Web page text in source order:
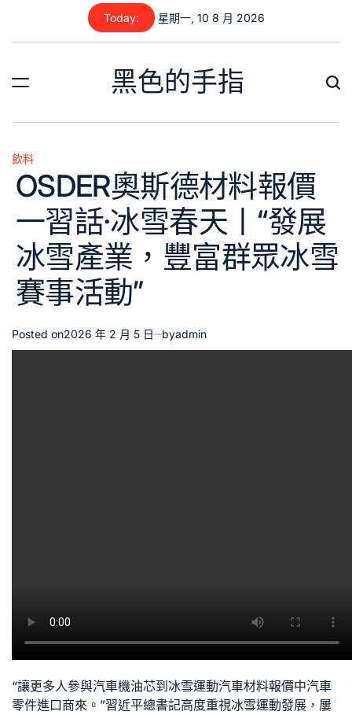
content
Today: 星期一, 10 8 月 2026
黑色的手指
Posted
in
飲料
OSDER奧斯德材料報價
一習話·冰雪春天丨“發展
冰雪產業，豐富群眾冰雪
賽事活動”
Posted on2026 年 2 月 5 日 byadmin
“讓更多人參與汽車機油芯到冰雪運動汽車材料報價中汽車
零件進口商來。”習近平總書記高度重視冰雪運動發展，屢